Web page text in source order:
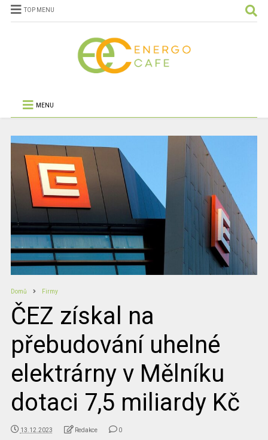
TOP MENU
MENU
Domů Firmy
ČEZ získal na
přebudování uhelné
elektrárny v Mělníku
dotaci 7,5 miliardy Kč
13.12.2023 Redakce 0